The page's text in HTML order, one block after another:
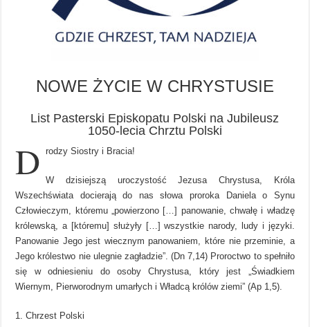
NOWE ŻYCIE W CHRYSTUSIE
List Pasterski Episkopatu Polski na Jubileusz
1050-lecia Chrztu Polski
D rodzy Siostry i Bracia!
W dzisiejszą uroczystość Jezusa Chrystusa, Króla
Wszechświata docierają do nas słowa proroka Daniela o Synu
Człowieczym, któremu „powierzono […] panowanie, chwałę i władzę
królewską, a [któremu] służyły […] wszystkie narody, ludy i języki.
Panowanie Jego jest wiecznym panowaniem, które nie przeminie, a
Jego królestwo nie ulegnie zagładzie”. (Dn 7,14) Proroctwo to spełniło
się w odniesieniu do osoby Chrystusa, który jest „Świadkiem
Wiernym, Pierworodnym umarłych i Władcą królów ziemi” (Ap 1,5).
1. Chrzest Polski